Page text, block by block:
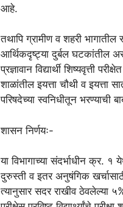
आहे.
तथापि ग्रामीण व शहरी भागातील
आर्थिकदृष्ट्या दुर्बल घटकांतील
प्रज्ञावान विद्यार्थी शिष्यवृत्ती
शाळांतील इयत्ता चौथी व इयत्ता
परिषदेच्या स्वनिधीतून भरण्याची
शासन निर्णयः-
या विभागाच्या संदर्भाधीन क्र. १
दुरुस्ती व इतर अनुषंगिक
त्यानुसार सदर राखीव ठेवलेल्या